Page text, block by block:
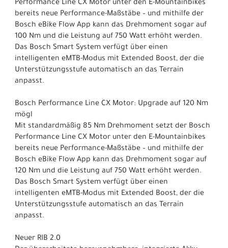
Performance Line CX Motor unter den E-Mountainbikes
bereits neue Performance-Maßstäbe – und mithilfe der
Bosch eBike Flow App kann das Drehmoment sogar auf
100 Nm und die Leistung auf 750 Watt erhöht werden.
Das Bosch Smart System verfügt über einen
intelligenten eMTB-Modus mit Extended Boost, der die
Unterstützungsstufe automatisch an das Terrain
anpasst.
Bosch Performance Line CX Motor: Upgrade auf 120 Nm
mögl
Mit standardmäßig 85 Nm Drehmoment setzt der Bosch
Performance Line CX Motor unter den E-Mountainbikes
bereits neue Performance-Maßstäbe – und mithilfe der
Bosch eBike Flow App kann das Drehmoment sogar auf
120 Nm und die Leistung auf 750 Watt erhöht werden.
Das Bosch Smart System verfügt über einen
intelligenten eMTB-Modus mit Extended Boost, der die
Unterstützungsstufe automatisch an das Terrain
anpasst.
Neuer RIB 2.0